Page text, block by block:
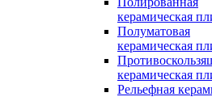
керамическая
Полуматовая
керамическая
керамическая
Рельефная